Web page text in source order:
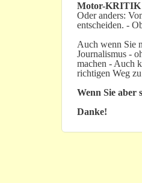
Motor-KRITIK
Oder anders:
entscheiden. -
Auch wenn Sie
Journalismus -
machen - Auch
richtigen Weg
Wenn Sie aber
Danke!